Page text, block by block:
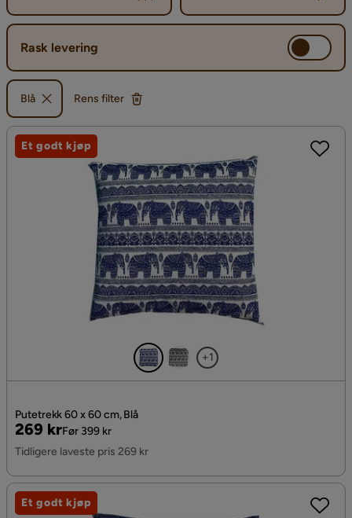
Rask levering
Blå Rens filter
+1
Putetrekk 60 x 60 cm, Blå
Pris
269 kr
Original
Pris
Før 399 kr
Tidligere laveste pris 269 kr
Et godt kjøp
Et godt kjøp